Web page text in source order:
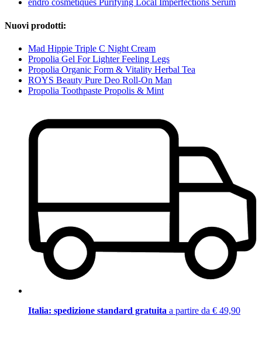
endro cosmétiques Purifying Local Imperfections Serum
Nuovi prodotti:
Mad Hippie Triple C Night Cream
Propolia Gel For Lighter Feeling Legs
Propolia Organic Form & Vitality Herbal Tea
ROYS Beauty Pure Deo Roll-On Man
Propolia Toothpaste Propolis & Mint
Italia: spedizione standard gratuita a partire da € 49,90